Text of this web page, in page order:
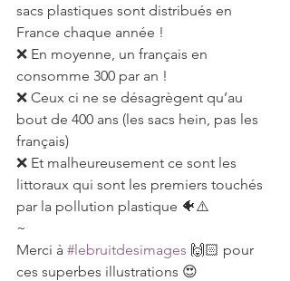
sacs plastiques sont distribués en
France chaque année !
❌ En moyenne, un français en
consomme 300 par an !
❌ Ceux ci ne se désagrègent qu’au
bout de 400 ans (les sacs hein, pas les
français)
❌ Et malheureusement ce sont les
littoraux qui sont les premiers touchés
par la pollution plastique 🐠⚠️
~
Merci à #lebruitdesimages 🙌🏻 pour
ces superbes illustrations 😍⠀⠀